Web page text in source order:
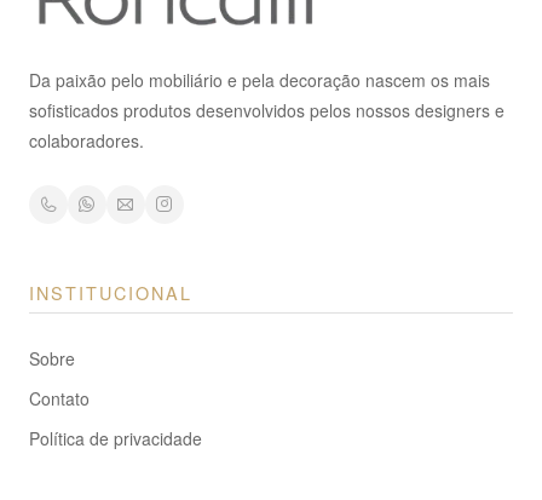
Da paixão pelo mobiliário e pela decoração nascem os mais
sofisticados produtos desenvolvidos pelos nossos designers e
colaboradores.
INSTITUCIONAL
Sobre
Contato
Política de privacidade